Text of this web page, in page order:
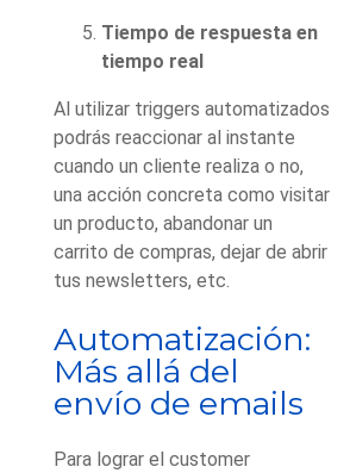
Tiempo de respuesta en
tiempo real
Al utilizar triggers automatizados
podrás reaccionar al instante
cuando un cliente realiza o no,
una acción concreta como visitar
un producto, abandonar un
carrito de compras, dejar de abrir
tus newsletters, etc.
Automatización:
Más allá del
envío de emails
Para lograr el customer